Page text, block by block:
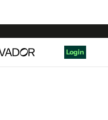
Login